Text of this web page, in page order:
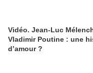
Vidéo. Jean-Luc
Vladimir Poutine : une
d’amour ?